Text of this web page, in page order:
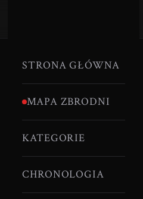
STRONA GŁÓWNA
MAPA ZBRODNI
KATEGORIE
CHRONOLOGIA